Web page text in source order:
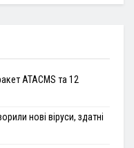
ATACMS та 12
нові віруси, здатні